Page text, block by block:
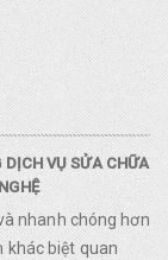
DỊCH VỤ SỬA CHỮA
nhanh chóng hơn
khác biệt quan